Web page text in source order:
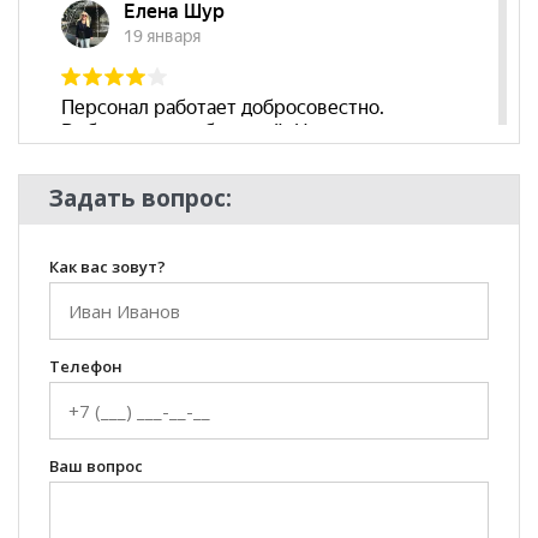
Декоративные
подушки
нет
Бренд
Миларум
Комната
Гостиная
Задать вопрос:
Как вас зовут?
Телефон
Ваш вопрос